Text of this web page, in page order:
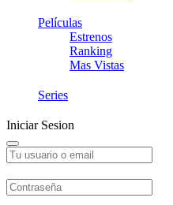
Películas
Estrenos
Ranking
Mas Vistas
Series
Iniciar Sesion